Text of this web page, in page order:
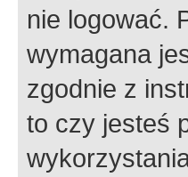
nie logować.
wymagana
zgodnie z
to czy jesteś